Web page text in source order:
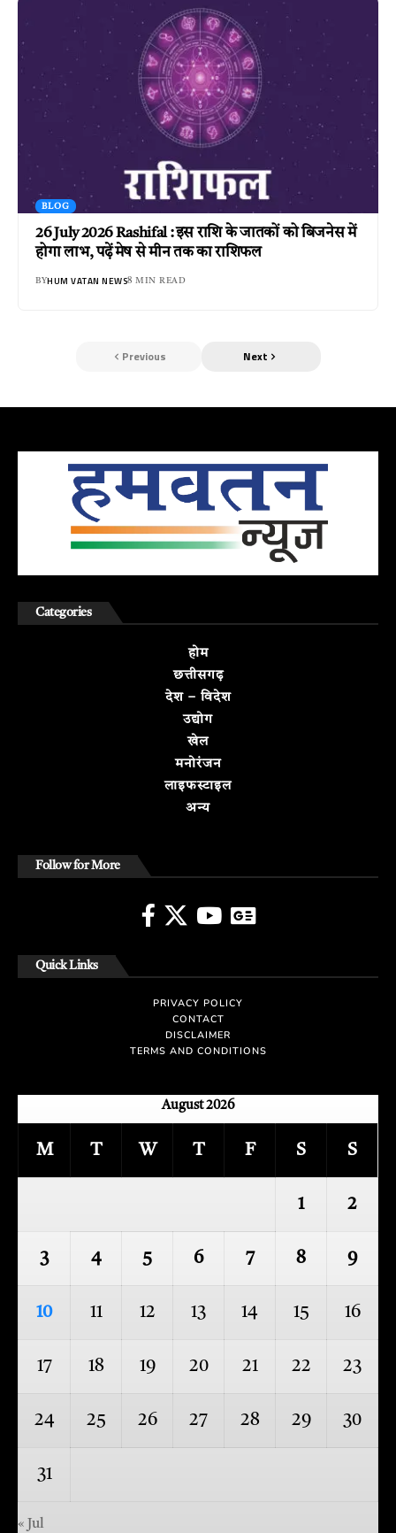
BLOG
26 July 2026 Rashifal : इस राशि के जातकों को बिजनेस में
होगा लाभ, पढ़ें मेष से मीन तक का राशिफल
BYHUM VATAN NEWS8 MIN READ
Previous Next
Categories
होम
छत्तीसगढ़
देश – विदेश
उद्योग
खेल
मनोरंजन
लाइफस्टाइल
अन्य
Follow for More
Quick Links
PRIVACY POLICY
CONTACT
DISCLAIMER
TERMS AND CONDITIONS
August 2026
M T W T F S S
1 2
3 4 5 6 7 8 9
10 11 12 13 14 15 16
17 18 19 20 21 22 23
24 25 26 27 28 29 30
31
« Jul